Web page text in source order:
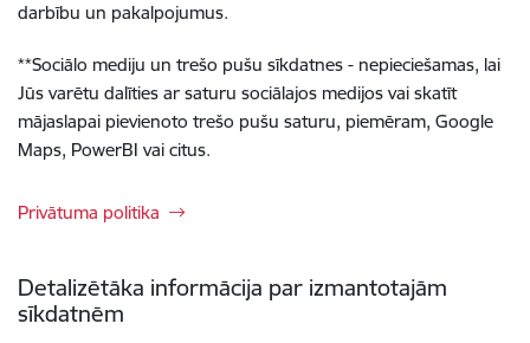
darbību un pakalpojumus.
**Sociālo mediju un trešo pušu sīkdatnes - nepieciešamas, lai
Jūs varētu dalīties ar saturu sociālajos medijos vai skatīt
mājaslapai pievienoto trešo pušu saturu, piemēram, Google
Maps, PowerBI vai citus.
Privātuma politika
Detalizētāka informācija par izmantotajām
sīkdatnēm